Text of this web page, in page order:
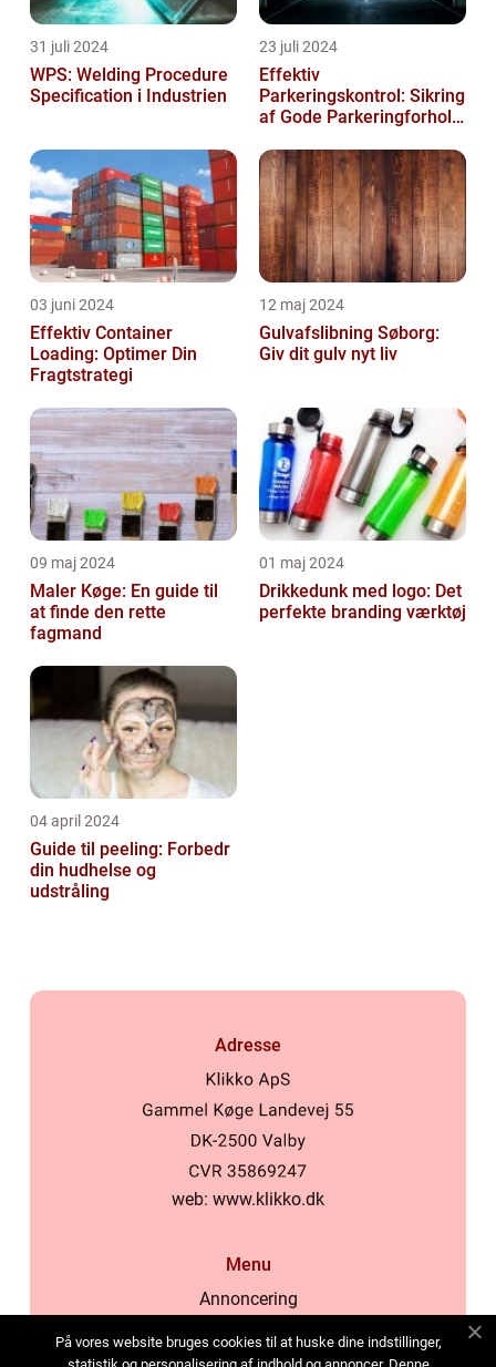
31 juli 2024
WPS: Welding Procedure
Specification i Industrien
23 juli 2024
Effektiv
Parkeringskontrol: Sikring
af Gode Parkeringforhold
03 juni 2024
Effektiv Container
Loading: Optimer Din
Fragtstrategi
12 maj 2024
Gulvafslibning Søborg:
Giv dit gulv nyt liv
09 maj 2024
Maler Køge: En guide til
at finde den rette
fagmand
01 maj 2024
Drikkedunk med logo: Det
perfekte branding værktøj
04 april 2024
Guide til peeling: Forbedr
din hudhelse og
udstråling
Adresse
web: www.klikko.dk
Menu
Annoncering
Cookies
På vores website bruges cookies til at huske dine indstillinger,